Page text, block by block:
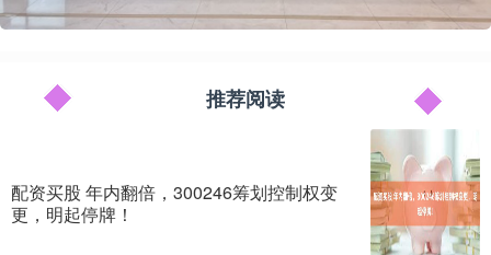
推荐阅读
配资买股 年内翻倍，300246筹划控制权变
更，明起停牌！